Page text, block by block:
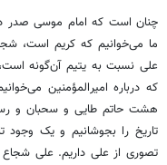
چنان است که امام موسی صدر
ما می‌خوانیم که کریم است،
علی نسبت به یتیم آن‌گونه
که درباره امیرالمؤمنین
هشت حاتم طایی و سحبان و
تاریخ را بجوشانیم و یک وجود
تصوری از علی داریم. علی